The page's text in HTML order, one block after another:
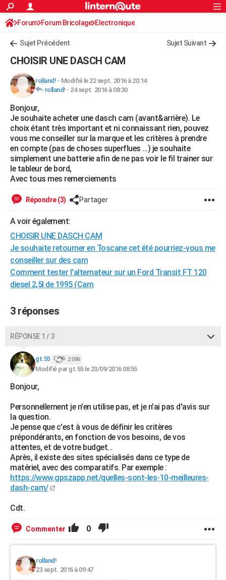
ACTUALITÉS
Politique
Société
Faits Divers
Education
Monde
Villes
+
FINANCE
Retraite
Impôts
Epargne
Immobilier
Risques naturels par ville
Banque
Assurance
Crédit
AUTO
Essais
Réserver un essai
Citadines
Berlines
SUV
Forum auto
+HIGH-TECH
Mobiles
Meilleur smartphone
Internet
Ordinateurs
Jeux vidéo
Guide high-tech
+BRICOLAGE
Forum
Aménagement intérieur
Extérieur
Cuisine
Salle de bains
Jardinage
Rangement
WEEK-END
Guides de France
Escapades
Patrimoine
Expositions
Musées
Week-end nature
LIFESTYLE
Art de vivre
Bien-être
Loisirs
Mode
Modes de vie
SANTE
VOYAGE
Destinations
City break
Voyage nature
Voyage de noces
Forum
Climat
+PHOTO
GUIDES D'ACHAT
BONS PLANS
Carte de Noël
Carte Bonne année
Carte Saint-Valentin
Carte Pâques
Carte d'anniversaire
Dictionnaire
Biographies
Citations
Expressions
Proverbes
PROGRAMME TV
COPAINS D'AVANT
AVIS DE DÉCÈS
FORUM
Bricolage
Lifestyle
Culture
Sport
Auto
Television
Voyage
Cinema
S'inscrire
Connexion
Forum Forum Bricolage Electronique
Sujet Précédent Sujet Suivant
CHOISIR UNE DASCH CAM
rolland! - Modifié le 22 sept. 2016 à 20:14
rolland! - 24 sept. 2016 à 08:30
Bonjour,
Je souhaite acheter une dasch cam (avant&arrière). Le
choix étant très important et ni connaissant rien, pouvez
vous me conseiller sur la marque et les critères à prendre
en compte (pas de choses superflues ...) je souhaite
simplement une batterie afin de ne pas voir le fil trainer sur
le tableur de bord,
Avec tous mes remerciements
Répondre (3) Partager
A voir également:
CHOISIR UNE DASCH CAM
Je souhaite retourner en Toscane cet été pourriez-vous me
conseiller sur des cam
Comment tester l'alternateur sur un Ford Transit FT 120
diesel 2,5l de 1995 (Cam
3 réponses
RÉPONSE 1 / 3
gt.55 2 086
Modifié par gt.55 le 23/09/2016 08:55
Bonjour,
Personnellement je n'en utilise pas, et je n'ai pas d'avis sur
la question.
Je pense que c'est à vous de définir les critères
prépondérants, en fonction de vos besoins, de vos
attentes, et de votre budget...
Après, il existe des sites spécialisés dans ce type de
matériel, avec des comparatifs. Par exemple :
https://www.gpszapp.net/quelles-sont-les-10-meilleures-
dash-cam/
Cdt.
Commenter 0
rolland!
23 sept. 2016 à 09:47